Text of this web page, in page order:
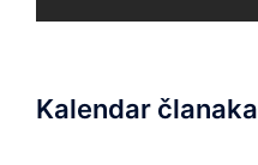
Kalendar članaka